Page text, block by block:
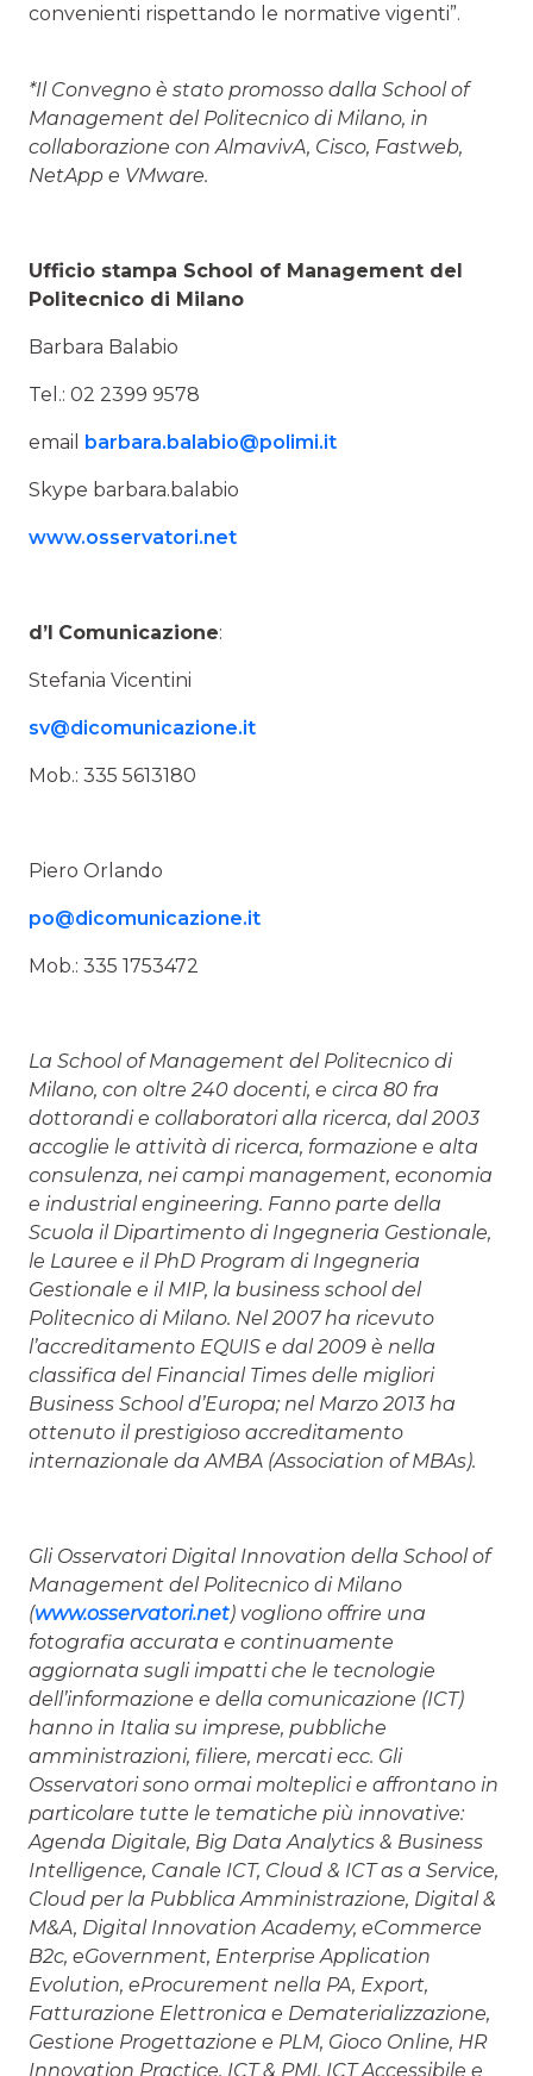
convenienti rispettando le normative vigenti”.
*Il Convegno è stato promosso dalla School of
Management del Politecnico di Milano, in
collaborazione con AlmavivA, Cisco, Fastweb,
NetApp e VMware.
Ufficio stampa School of Management del
Politecnico di Milano
Barbara Balabio
Tel.: 02 2399 9578
email barbara.balabio@polimi.it
Skype barbara.balabio
www.osservatori.net
d’I Comunicazione:
Stefania Vicentini
sv@dicomunicazione.it
Mob.: 335 5613180
Piero Orlando
po@dicomunicazione.it
Mob.: 335 1753472
La School of Management del Politecnico di
Milano, con oltre 240 docenti, e circa 80 fra
dottorandi e collaboratori alla ricerca, dal 2003
accoglie le attività di ricerca, formazione e alta
consulenza, nei campi management, economia
e industrial engineering. Fanno parte della
Scuola il Dipartimento di Ingegneria Gestionale,
le Lauree e il PhD Program di Ingegneria
Gestionale e il MIP, la business school del
Politecnico di Milano. Nel 2007 ha ricevuto
l’accreditamento EQUIS e dal 2009 è nella
classifica del Financial Times delle migliori
Business School d’Europa; nel Marzo 2013 ha
ottenuto il prestigioso accreditamento
internazionale da AMBA (Association of MBAs).
Gli Osservatori Digital Innovation della School of
Management del Politecnico di Milano
(www.osservatori.net) vogliono offrire una
fotografia accurata e continuamente
aggiornata sugli impatti che le tecnologie
dell’informazione e della comunicazione (ICT)
hanno in Italia su imprese, pubbliche
amministrazioni, filiere, mercati ecc. Gli
Osservatori sono ormai molteplici e affrontano in
particolare tutte le tematiche più innovative:
Agenda Digitale, Big Data Analytics & Business
Intelligence, Canale ICT, Cloud & ICT as a Service,
Cloud per la Pubblica Amministrazione, Digital &
M&A, Digital Innovation Academy, eCommerce
B2c, eGovernment, Enterprise Application
Evolution, eProcurement nella PA, Export,
Fatturazione Elettronica e Dematerializzazione,
Gestione Progettazione e PLM, Gioco Online, HR
Innovation Practice, ICT & PMI, ICT Accessibile e